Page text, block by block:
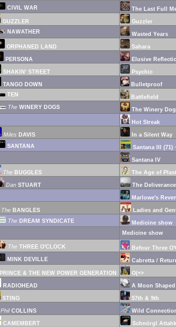
CIVIL WAR
The Last Full
GUZZLER
Guzzler
NAWATHER
Wasted Years
ORPHANED LAND
Sahara
PERSONA
Elusive
SHAKIN' STREET
Psychic
TANGO DOWN
Bulletproof
TEN
Battlefield
The WINERY DOGS
The Winery
Hot Streak
Miles DAVIS
In a Silent Way
SANTANA
Santana III (71)
Santana IV
The BUGGLES
The Age of
Dan STUART
The
Marlowe's
The BANGLES
Ladies and
The DREAM SYNDICATE
Medicine show
Medicine show
The THREE O'CLOCK
Befour Three
MINK DEVILLE
Cabretta /
PRINCE & THE NEW POWER GENERATION
O(+>
RADIOHEAD
A Moon
STING
57th & 9th
Phil COLLINS
Wild
CAMEMBERT
Schnörgl Attahk